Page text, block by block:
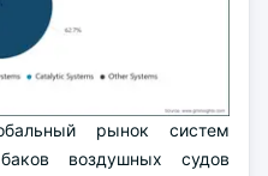
рынок систем
воздушных судов